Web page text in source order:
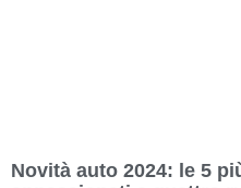
Novità auto 2024: le 5